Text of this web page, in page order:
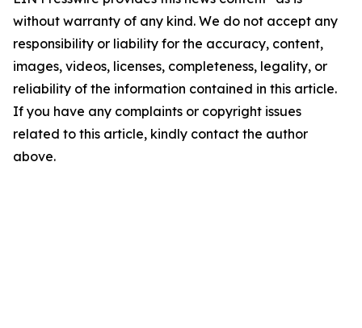
without warranty of any kind. We do not accept any
responsibility or liability for the accuracy, content,
images, videos, licenses, completeness, legality, or
reliability of the information contained in this article.
If you have any complaints or copyright issues
related to this article, kindly contact the author
above.